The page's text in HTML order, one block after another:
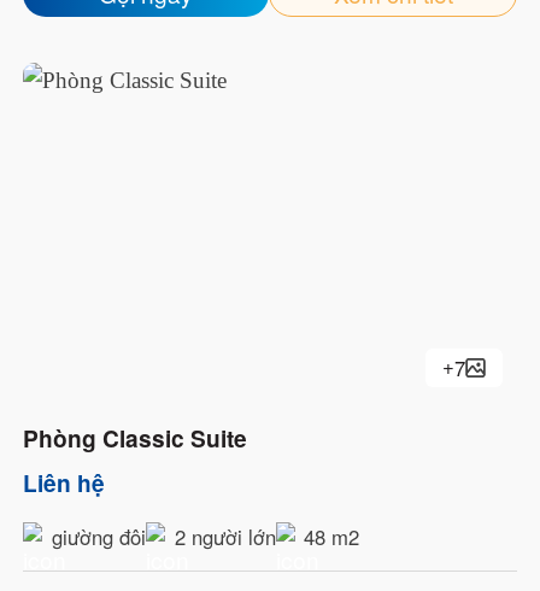
Mạng wifi tốc độ cao
Minibar
+7
Phòng Classic Suite
Liên hệ
giường đôi 2 người lớn 48 m2